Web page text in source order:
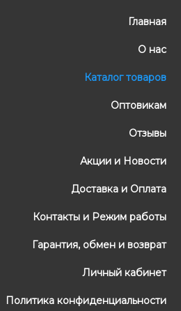
Главная
О нас
Каталог товаров
Оптовикам
Отзывы
Акции и Новости
Доставка и Оплата
Контакты и Режим работы
Гарантия, обмен и возврат
Личный кабинет
Политика конфиденциальности